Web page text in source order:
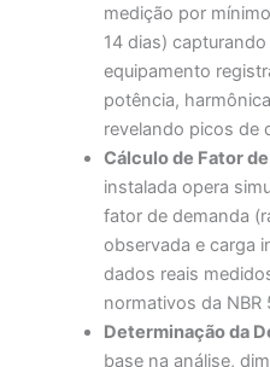
medição por
14 dias)
equipamento
potência,
revelando picos de
Cálculo de Fator
instalada opera
fator de demanda
observada e carga
dados reais
normativos da NBR
Determinação da
base na análise,